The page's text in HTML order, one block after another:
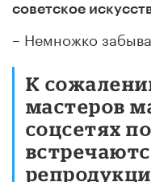
советское
– Немножко
К
мастеров
соцсетях